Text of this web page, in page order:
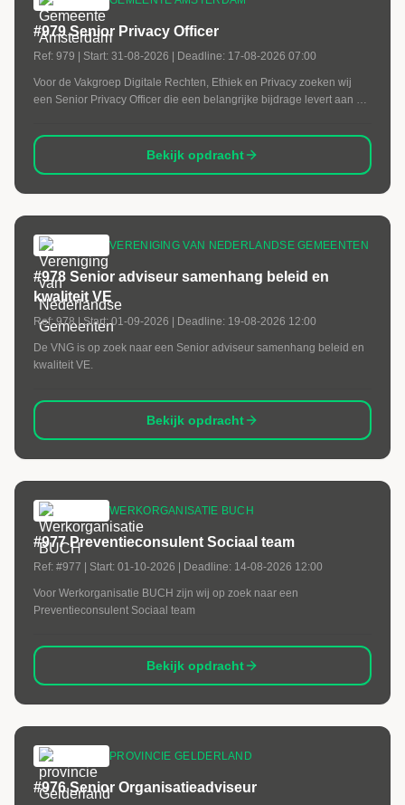
#979 Senior Privacy Officer
Ref: 979 | Start: 31-08-2026 | Deadline: 17-08-2026 07:00
Voor de Vakgroep Digitale Rechten, Ethiek en Privacy zoeken wij
een Senior Privacy Officer die een belangrijke bijdrage levert aan de
de gemeentelijke organisatie.
Bekijk opdracht
VERENIGING VAN NEDERLANDSE GEMEENTEN
#978 Senior adviseur samenhang beleid en
kwaliteit VE
Ref:978| Start:01-09-2026 | Deadline: 19-08-2026 12:00
De VNG is op zoek naar een Senior adviseur samenhang beleid en
kwaliteit VE.
Bekijk opdracht
WERKORGANISATIE BUCH
#977 Preventieconsulent Sociaal team
Ref: #977 | Start: 01-10-2026 | Deadline: 14-08-2026 12:00
Voor Werkorganisatie BUCH zijn wij op zoek naar een
Preventieconsulent Sociaal team
Bekijk opdracht
PROVINCIE GELDERLAND
#976 Senior Organisatieadviseur